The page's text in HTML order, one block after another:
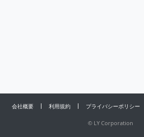
会社概要 利用規約 プライバシーポリシー
© LY Corporation